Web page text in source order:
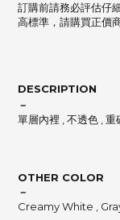
訂購前請務必評估仔
高標準，請購買正價
DESCRIPTION
－
單層內裡 , 不透色 ,
OTHER COLOR
－
Creamy White ,